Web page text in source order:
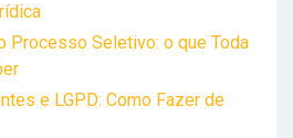
Processo Seletivo: o que Toda
e LGPD: Como Fazer de